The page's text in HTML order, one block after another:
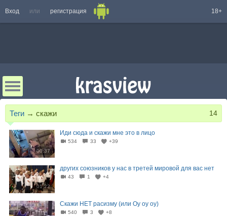
Вход или регистрация 18+
Теги → скажи 14
00:37
Иди сюда и скажи мне это в лицо
534 33 +39
01:22
других союзников у нас в третей мировой для вас нет
43 1 +4
Скажи НЕТ расизму (или Оу оу оу)
540 3 +8